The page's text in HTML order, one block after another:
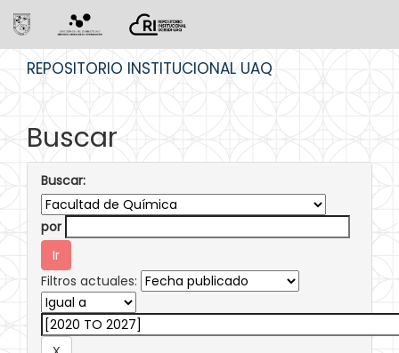
REPOSITORIO INSTITUCIONAL UAQ
Buscar
Buscar:
por
Filtros actuales: